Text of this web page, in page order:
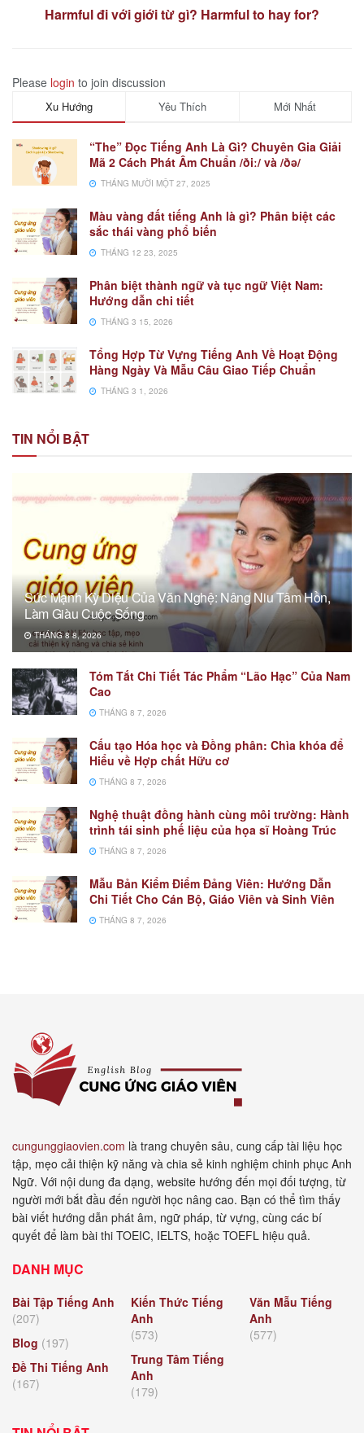
Harmful đi với giới từ gì? Harmful to hay for?
Please login to join discussion
Xu Hướng Yêu Thích Mới Nhất
“The” Đọc Tiếng Anh Là Gì? Chuyên Gia Giải
Mã 2 Cách Phát Âm Chuẩn /ðiː/ và /ðə/
THÁNG MƯỜI MỘT 27, 2025
Màu vàng đất tiếng Anh là gì? Phân biệt các
sắc thái vàng phổ biến
THÁNG 12 23, 2025
Phân biệt thành ngữ và tục ngữ Việt Nam:
Hướng dẫn chi tiết
THÁNG 3 15, 2026
Tổng Hợp Từ Vựng Tiếng Anh Về Hoạt Động
Hàng Ngày Và Mẫu Câu Giao Tiếp Chuẩn
THÁNG 3 1, 2026
TIN NỔI BẬT
Sức Mạnh Kỳ Diệu Của Văn Nghệ: Nâng Niu Tâm Hồn,
Làm Giàu Cuộc Sống
THÁNG 8 8, 2026
Tóm Tắt Chi Tiết Tác Phẩm “Lão Hạc” Của Nam
Cao
THÁNG 8 7, 2026
Cấu tạo Hóa học và Đồng phân: Chìa khóa để
Hiểu về Hợp chất Hữu cơ
THÁNG 8 7, 2026
Nghệ thuật đồng hành cùng môi trường: Hành
trình tái sinh phế liệu của họa sĩ Hoàng Trúc
THÁNG 8 7, 2026
Mẫu Bản Kiểm Điểm Đảng Viên: Hướng Dẫn
Chi Tiết Cho Cán Bộ, Giáo Viên và Sinh Viên
THÁNG 8 7, 2026
cungunggiaovien.com là trang chuyên sâu, cung cấp tài liệu học
tập, mẹo cải thiện kỹ năng và chia sẻ kinh nghiệm chinh phục Anh
Ngữ. Với nội dung đa dạng, website hướng đến mọi đối tượng, từ
người mới bắt đầu đến người học nâng cao. Bạn có thể tìm thấy
bài viết hướng dẫn phát âm, ngữ pháp, từ vựng, cùng các bí
quyết để làm bài thi TOEIC, IELTS, hoặc TOEFL hiệu quả.
DANH MỤC
Bài Tập Tiếng Anh
(207)
Blog (197)
Đề Thi Tiếng Anh
(167)
Kiến Thức Tiếng
Anh
(573)
Trung Tâm Tiếng
Anh
(179)
Văn Mẫu Tiếng
Anh
(577)